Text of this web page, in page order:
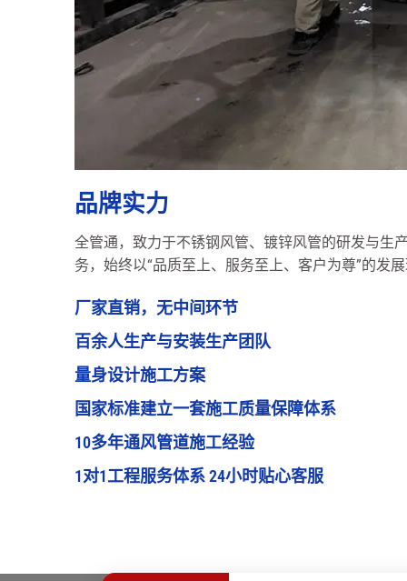
品牌实力
全管通，致力于不锈钢风管、镀锌风管的研发与生
务，始终以“品质至上、服务至上、客户为尊”的发
厂家直销，无中间环节
百余人生产与安装生产团队
量身设计施工方案
国家标准建立一套施工质量保障体系
10多年通风管道施工经验
1对1工程服务体系 24小时贴心客服